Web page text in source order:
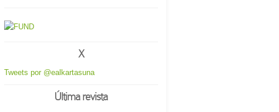
X
Tweets por @ealkartasuna
Última revista